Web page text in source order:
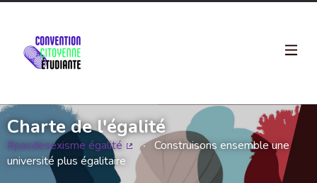
Charte de l'égalité
#pasdesexisme égalité
(Lien externe)
Construisons ensemble une
université plus égalitaire